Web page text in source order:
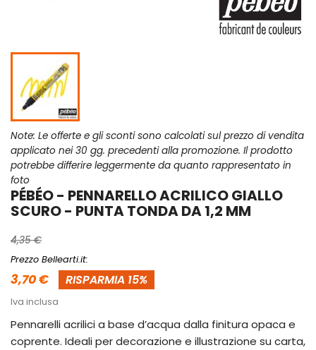
Note: Le offerte e gli sconti sono calcolati sul prezzo di vendita
applicato nei 30 gg. precedenti alla promozione. Il prodotto
potrebbe differire leggermente da quanto rappresentato in
foto
PÉBÉO - PENNARELLO ACRILICO GIALLO
SCURO - PUNTA TONDA DA 1,2 MM
4,35 €
Prezzo Bellearti.it:
3,70 € RISPARMIA 15%
Iva inclusa
Pennarelli acrilici a base d’acqua dalla finitura opaca e
coprente. Ideali per decorazione e illustrazione su carta,